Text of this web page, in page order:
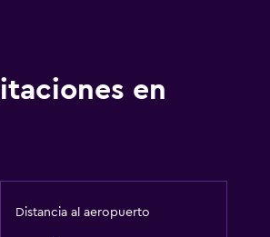
en
Distancia al aeropuerto